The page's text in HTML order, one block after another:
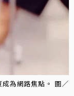
為網路焦點。 圖／